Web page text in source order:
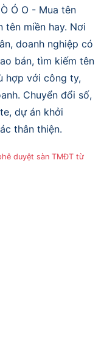
Ó O - Mua tên
tên miền hay. Nơi
doanh nghiệp có
bán, tìm kiếm tên
hợp với công ty,
Chuyển đổi số,
dự án khởi
thân thiện.
duyệt sàn TMĐT từ